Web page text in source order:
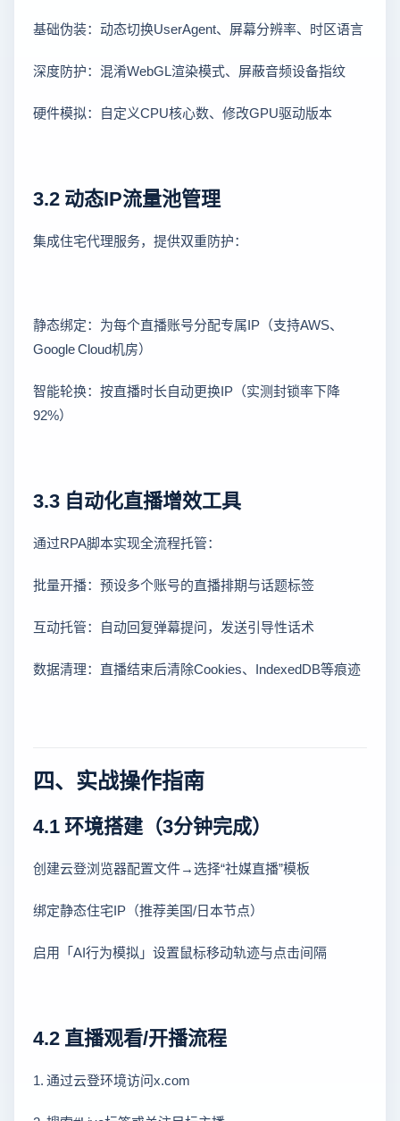
基础伪装：动态切换UserAgent、屏幕分辨率、时区语言
深度防护：混淆WebGL渲染模式、屏蔽音频设备指纹
硬件模拟：自定义CPU核心数、修改GPU驱动版本
3.2 动态IP流量池管理
集成住宅代理服务，提供双重防护：
静态绑定：为每个直播账号分配专属IP（支持AWS、
Google Cloud机房）
智能轮换：按直播时长自动更换IP（实测封锁率下降
92%）
3.3 自动化直播增效工具
通过RPA脚本实现全流程托管：
批量开播：预设多个账号的直播排期与话题标签
互动托管：自动回复弹幕提问，发送引导性话术
数据清理：直播结束后清除Cookies、IndexedDB等痕迹
四、实战操作指南
4.1 环境搭建（3分钟完成）
创建云登浏览器配置文件→选择“社媒直播”模板
绑定静态住宅IP（推荐美国/日本节点）
启用「AI行为模拟」设置鼠标移动轨迹与点击间隔
4.2 直播观看/开播流程
1. 通过云登环境访问x.com